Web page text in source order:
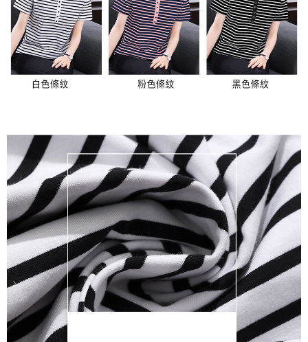
任。
４．使用「AFTEE先享後付」時，將依據個別帳號之用戶狀況，依本公司即
時審查核予不同之上限額度；若仍有額度不足之情形，本公司將視審查結果
請求用戶進行身份認證。
５．嚴禁一人註冊多個帳號或使用他人資訊註冊。若發現惡意使用之情形，
恩沛科技股份有限公司將有權停止該用戶之使用額度並採取法律行動。
每筆NT$70，滿NT$699(含以上)免運費
離島-郵局寄送
每筆NT$90，滿NT$699(含以上)免運費
國家/地區配送 查看運費